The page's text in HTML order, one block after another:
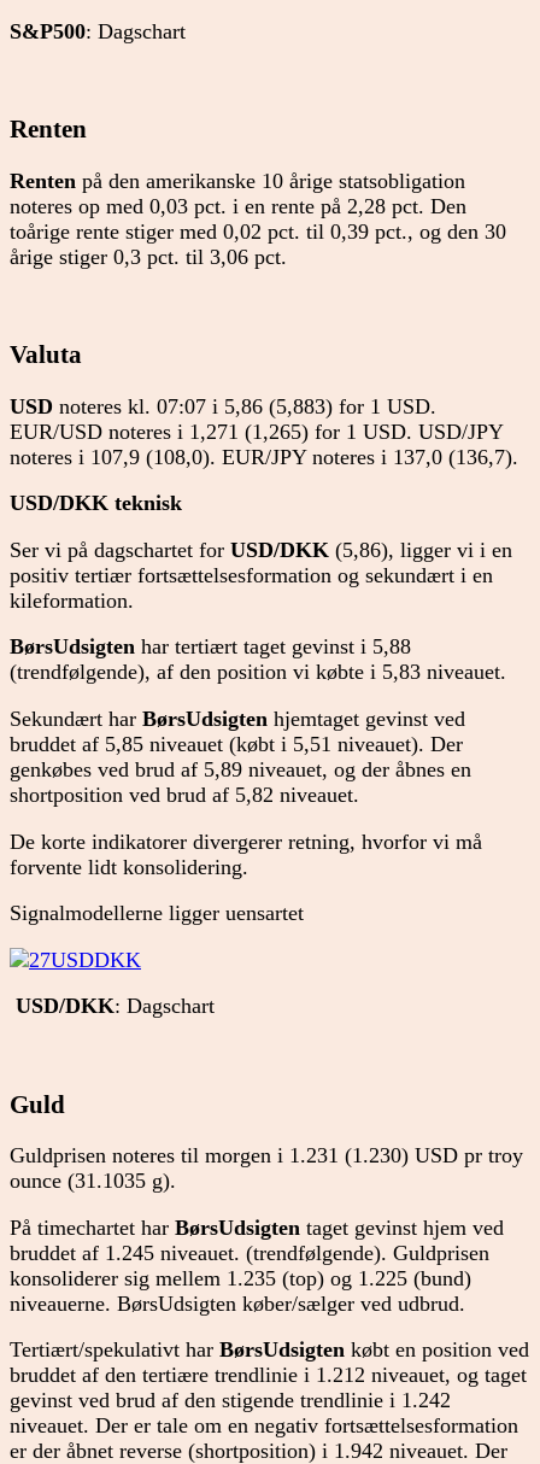
S&P500: Dagschart
Renten
Renten på den amerikanske 10 årige statsobligation
noteres op med 0,03 pct. i en rente på 2,28 pct. Den
toårige rente stiger med 0,02 pct. til 0,39 pct., og den 30
årige stiger 0,3 pct. til 3,06 pct.
Valuta
USD noteres kl. 07:07 i 5,86 (5,883) for 1 USD.
EUR/USD noteres i 1,271 (1,265) for 1 USD. USD/JPY
noteres i 107,9 (108,0). EUR/JPY noteres i 137,0 (136,7).
USD/DKK teknisk
Ser vi på dagschartet for USD/DKK (5,86), ligger vi i en
positiv tertiær fortsættelsesformation og sekundært i en
kileformation.
BørsUdsigten har tertiært taget gevinst i 5,88
(trendfølgende), af den position vi købte i 5,83 niveauet.
Sekundært har BørsUdsigten hjemtaget gevinst ved
bruddet af 5,85 niveauet (købt i 5,51 niveauet). Der
genkøbes ved brud af 5,89 niveauet, og der åbnes en
shortposition ved brud af 5,82 niveauet.
De korte indikatorer divergerer retning, hvorfor vi må
forvente lidt konsolidering.
Signalmodellerne ligger uensartet
USD/DKK: Dagschart
Guld
Guldprisen noteres til morgen i 1.231 (1.230) USD pr troy
ounce (31.1035 g).
På timechartet har BørsUdsigten taget gevinst hjem ved
bruddet af 1.245 niveauet. (trendfølgende). Guldprisen
konsoliderer sig mellem 1.235 (top) og 1.225 (bund)
niveauerne. BørsUdsigten køber/sælger ved udbrud.
Tertiært/spekulativt har BørsUdsigten købt en position ved
bruddet af den tertiære trendlinie i 1.212 niveauet, og taget
gevinst ved brud af den stigende trendlinie i 1.242
niveauet. Der er tale om en negativ fortsættelsesformation
er der åbnet reverse (shortposition) i 1.942 niveauet. Der